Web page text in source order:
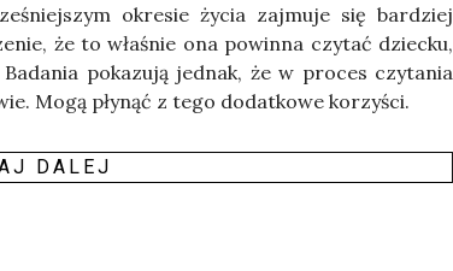
okre­sie życia zaj­mu­je się bar­dziej
że to wła­śnie ona powin­na czy­tać dziec­ku,
poka­zu­ją jed­nak, że w pro­ces czy­ta­nia
Mogą pły­nąć z tego dodat­ko­we korzy­ści.
DALEJ